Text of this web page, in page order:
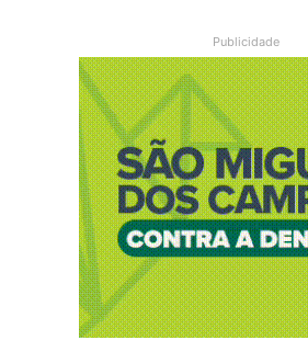
Publicidade